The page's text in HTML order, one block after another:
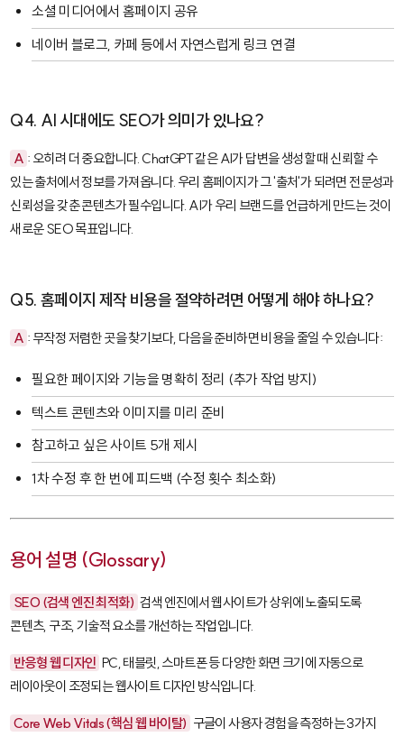
소셜 미디어에서 홈페이지 공유
네이버 블로그, 카페 등에서 자연스럽게 링크 연결
Q4. AI 시대에도 SEO가 의미가 있나요?
A : 오히려 더 중요합니다. ChatGPT 같은 AI가 답변을 생성할 때 신뢰할 수
있는 출처에서 정보를 가져옵니다. 우리 홈페이지가 그 '출처'가 되려면 전문성과
신뢰성을 갖춘 콘텐츠가 필수입니다. AI가 우리 브랜드를 언급하게 만드는 것이
새로운 SEO 목표입니다.
Q5. 홈페이지 제작 비용을 절약하려면 어떻게 해야 하나요?
A : 무작정 저렴한 곳을 찾기보다, 다음을 준비하면 비용을 줄일 수 있습니다:
필요한 페이지와 기능을 명확히 정리 (추가 작업 방지)
텍스트 콘텐츠와 이미지를 미리 준비
참고하고 싶은 사이트 5개 제시
1차 수정 후 한 번에 피드백 (수정 횟수 최소화)
용어 설명 (Glossary)
SEO (검색 엔진 최적화) 검색 엔진에서 웹사이트가 상위에 노출되도록
콘텐츠, 구조, 기술적 요소를 개선하는 작업입니다.
반응형 웹 디자인 PC, 태블릿, 스마트폰 등 다양한 화면 크기에 자동으로
레이아웃이 조정되는 웹사이트 디자인 방식입니다.
Core Web Vitals (핵심 웹 바이탈) 구글이 사용자 경험을 측정하는 3가지